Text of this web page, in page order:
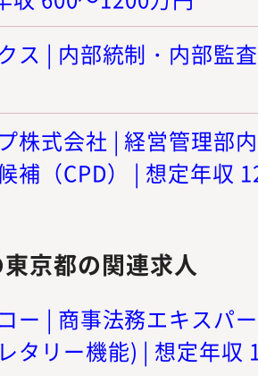
ス | 内部統制・内部監
株式会社 | 経営管理部
補（CPD） | 想定年収
京都の関連求人
ー | 商事法務エキスパ
タリー機能) | 想定年収